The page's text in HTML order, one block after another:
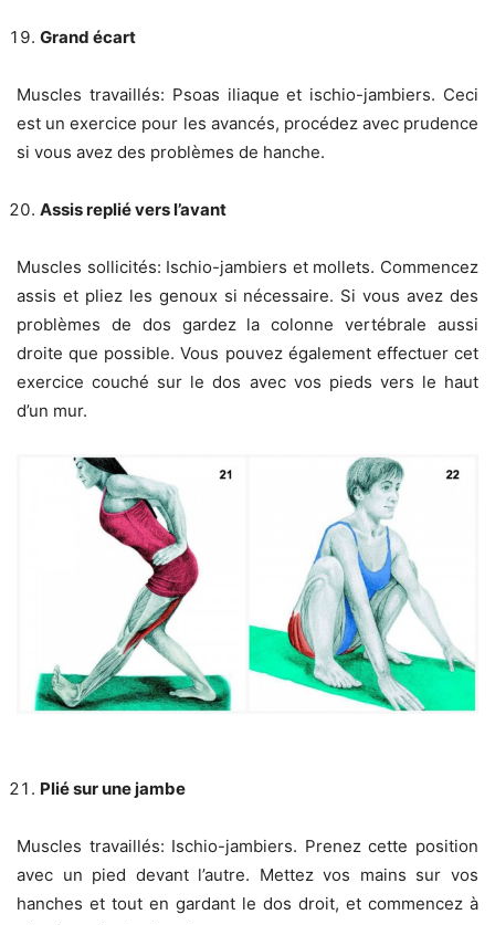
Grand écart
Muscles travaillés: Psoas iliaque et ischio-jambiers. Ceci
est un exercice pour les avancés, procédez avec prudence
si vous avez des problèmes de hanche.
Assis replié vers l’avant
Muscles sollicités: Ischio-jambiers et mollets. Commencez
assis et pliez les genoux si nécessaire. Si vous avez des
problèmes de dos gardez la colonne vertébrale aussi
droite que possible. Vous pouvez également effectuer cet
exercice couché sur le dos avec vos pieds vers le haut
d’un mur.
Plié sur une jambe
Muscles travaillés: Ischio-jambiers. Prenez cette position
avec un pied devant l’autre. Mettez vos mains sur vos
hanches et tout en gardant le dos droit, et commencez à